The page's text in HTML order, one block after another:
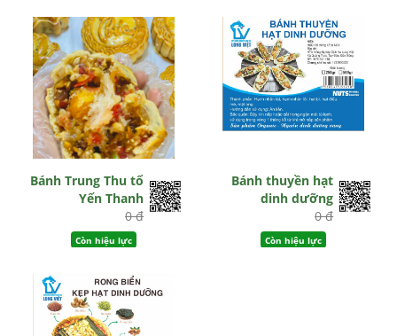
Bánh Trung Thu tổ
Yến Thanh
0 đ
Còn hiệu lực
Bánh thuyền hạt
dinh dưỡng
0 đ
Còn hiệu lực